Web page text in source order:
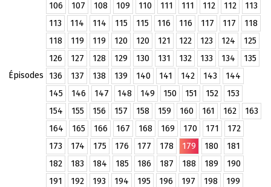
Épisodes
106
107 108 109 110 111 111 112 112
113
113
114 114 115 115 116 116 117 117
118
118
119 119 120 120 121 122 123 124
125
126
127 128 129 130 131 132 133 134
135
136
137 138 139 140 141 142 143
144
145
146 147 148 149 150 151 152
153
154
155 156 157 158 159 160 161 162
163
164
165 166 167 168 169 170 171
172
173
174 175 176 177 178 179 180
181
182
183 184 185 186 187 188 189
190
191
192 193 194 195 196 197 198
199